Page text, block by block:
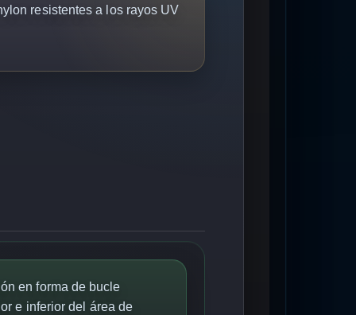
resistentes a los rayos UV
en forma de bucle
e inferior del área de